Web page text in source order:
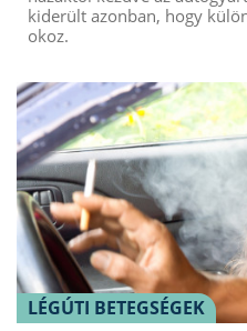
kiderült azonban, hogy
okoz.
LÉGÚTI BETEGSÉGEK